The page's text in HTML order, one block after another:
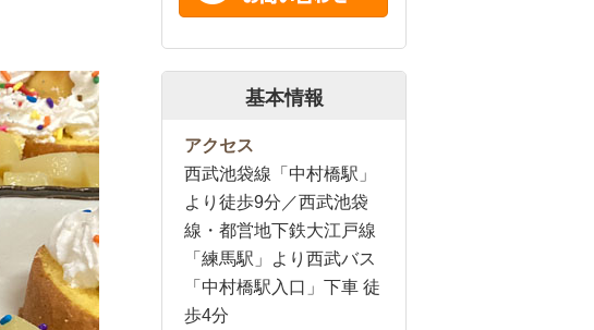
基本情報
アクセス
西武池袋線「中村橋駅」
より徒歩9分／西武池袋
線・都営地下鉄大江戸線
「練馬駅」より西武バス
「中村橋駅入口」下車 徒
歩4分